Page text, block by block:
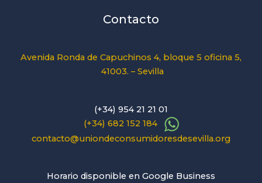
Contacto
Avenida Ronda de Capuchinos 4, bloque 5 oficina 5,
41003. – Sevilla
(+34) 954 21 21 01
(+34) 682 152 184
contacto@uniondeconsumidoresdesevilla.org
Horario disponible en Google Business